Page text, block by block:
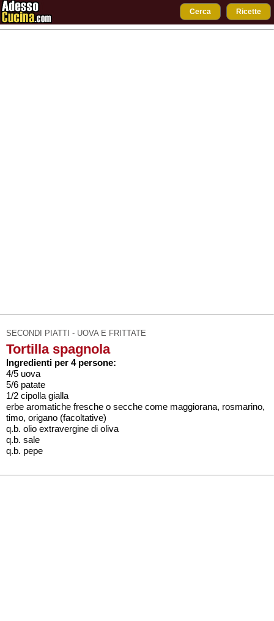
Cerca Ricette
SECONDI PIATTI - UOVA E FRITTATE
Tortilla spagnola
Ingredienti per 4 persone:
4/5 uova
5/6 patate
1/2 cipolla gialla
erbe aromatiche fresche o secche come maggiorana, rosmarino,
timo, origano (facoltative)
q.b. olio extravergine di oliva
q.b. sale
q.b. pepe